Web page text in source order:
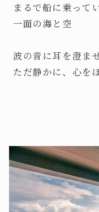
まるで船に乗って
一面の海と空
波の音に耳を澄ま
ただ静かに、心を